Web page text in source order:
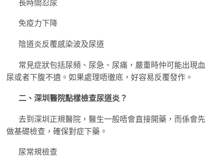
長時間忍尿
免疫力下降
陰道炎反覆感染波及尿道
常見症狀包括尿頻、尿急、尿痛，嚴重時仲可能出現血
尿或者下腹不適。如果處理唔徹底，好容易反覆發作。
二、深圳醫院點樣檢查尿道炎？
去到深圳正規醫院，醫生一般唔會直接開藥，而係會先
做基礎檢查，確保對症下藥。
尿常規檢查